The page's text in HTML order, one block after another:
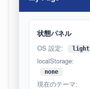
状態パネル
OS 設定: light
localStorage:
none
現在のテーマ: